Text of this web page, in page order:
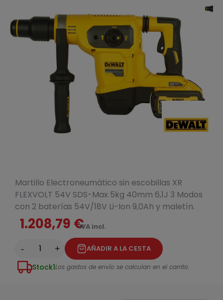
Martillo Electroneumático sin escobillas XR
FLEXVOLT 54V SDS-Max 5kg 40mm 6,1J 3 Modos
con 2 baterías 54V/18V Li-Ion 9,0Ah y maletín.
1.208,79 €IVA incl.
- + AÑADIR A LA CESTA
Stock1Los gastos de envío se calculan en el carrito.